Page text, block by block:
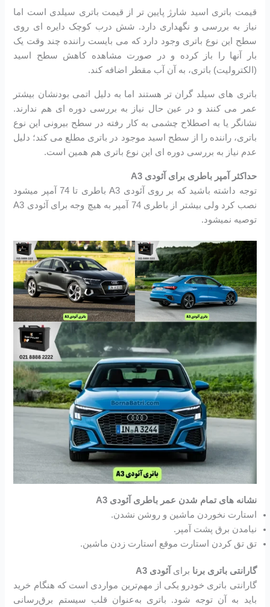
قیمت باتری اسید شارژ پایین تر از قیمت باتری سیلدی است اما
نیاز به بررسی و نگهداری دارد. شش درب کوچک دایره ای روی
سطح این نوع باتری وجود دارد که می بایست راننده چند وقت یک
بار آنها را باز کرده و در صورت مشاهده کاهش سطح اسید
(الکترولیت) باتری، به آن آب مقطر اضافه کند.
باتری های سیلد گران تر هستند اما به دلیل اتمی بودنشان بیشتر
عمر می کنند و در عین حال نیاز به بررسی دوره ای هم ندارند.
نشانگر یا به اصطلاح چشمی به کار رفته در سطح بیرونی این نوع
باتری، راننده را از سطح اسید موجود در باتری مطلع می کند؛ دلیل
عدم نیاز به بررسی دوره ای این نوع باتری هم همین است.
حداکثر آمپر باطری برای آئودی A3
توجه داشته باشید که بر روی آئودی A3 باطری تا 74 آمپر میشود
نصب کرد ولی بیشتر از باطری 74 آمپر به هیچ وجه برای آئودی A3
توصیه نمیشود.
نشانه های تمام شدن عمر باطری آئودی A3
استارت نخوردن ماشین و روشن نشدن.
نیامدن برق پشت آمپر.
تق تق کردن استارت موقع استارت زدن ماشین.
گارانتی باتری برنا برای آئودی A3
گارانتی باتری خودرو یکی از مهم‌ترین مواردی است که هنگام خرید
باید به آن توجه شود. باتری به‌عنوان قلب سیستم برق‌رسانی